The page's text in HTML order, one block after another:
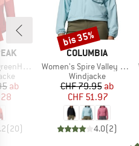
Jacket
Preis
ab
(20)
MARKE
COLUMBIA
Artikel
Women's Spire Valley Cropped Windbreaker
Produktgruppe
Windjacke
Preis
CHF 79.95reduzierter
ab
CHF 51.97
4.0(2)
Rabatt
bis 35%